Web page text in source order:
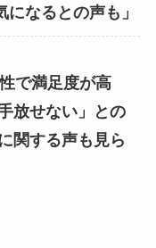
になるとの声も」
で満足度が高
放せない」との
関する声も見ら